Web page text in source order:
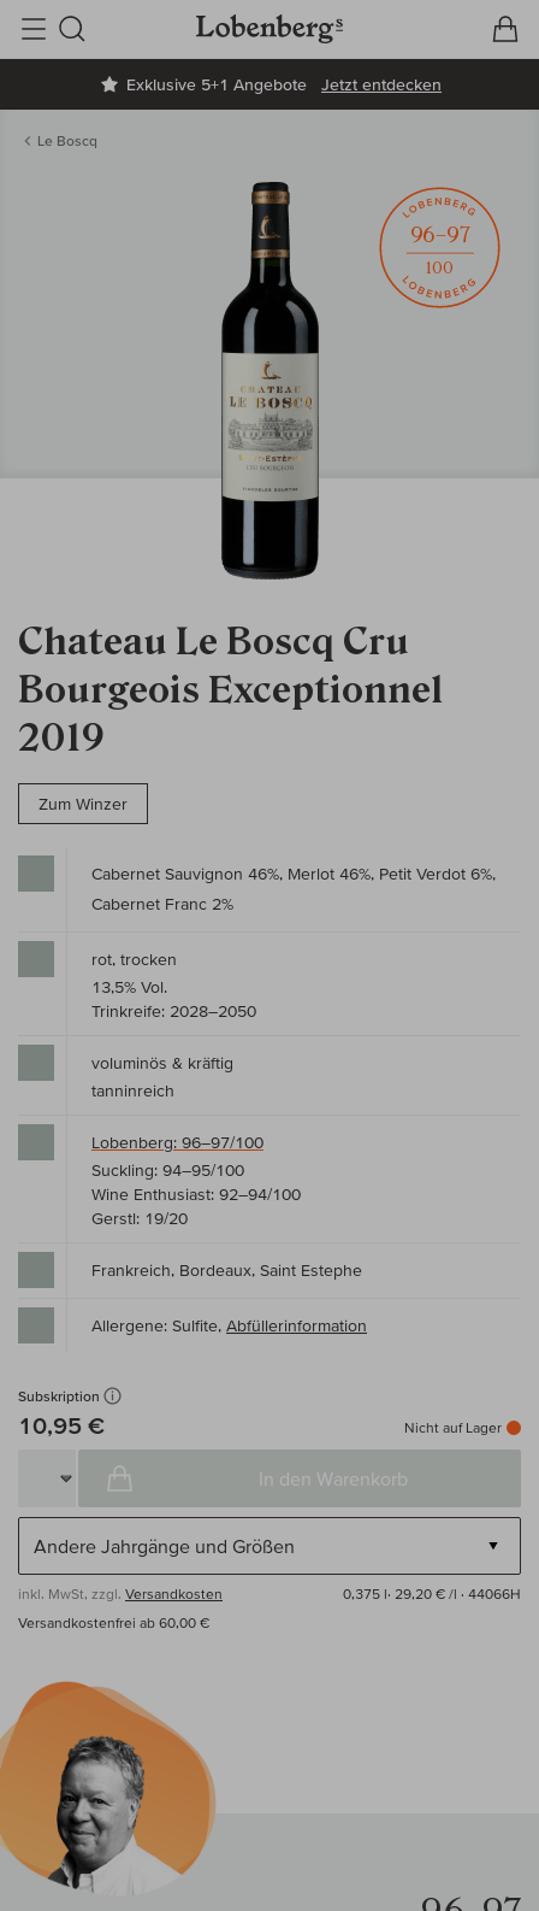
Exklusive 5+1 Angebote Jetzt entdecken
Suche
Le Boscq
Chateau Le Boscq Cru
Bourgeois Exceptionnel
2019
Zum Winzer
96–97
100
Cabernet Sauvignon 46%, Merlot 46%, Petit Verdot 6%,
Cabernet Franc 2%
rot, trocken
13,5% Vol.
Trinkreife: 2028–2050
voluminös & kräftig
tanninreich
Lobenberg: 96–97/100
Suckling: 94–95/100
Wine Enthusiast: 92–94/100
Gerstl: 19/20
Frankreich, Bordeaux, Saint Estephe
Allergene: Sulfite, Abfüllerinformation
Subskription
10,95 € Nicht auf Lager
In den Warenkorb
inkl. MwSt, zzgl. Versandkosten 0,375 l· 29,20 € /l · 44066H
Versandkostenfrei ab 60,00 €